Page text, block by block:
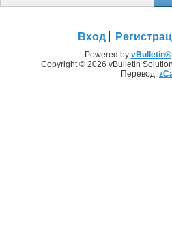
Вход
Powered by vBulletin®
Copyright © 2026 vBulletin
Перевод: